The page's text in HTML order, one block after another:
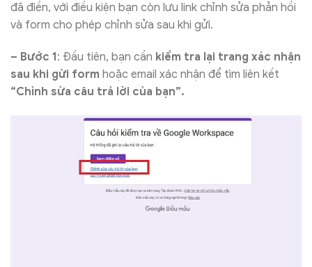
đã điền, với điều kiện bạn còn lưu link chỉnh sửa phản hồi
và form cho phép chỉnh sửa sau khi gửi.
– Bước 1: Đầu tiên, bạn cần kiểm tra lại trang xác nhận
sau khi gửi form hoặc email xác nhận để tìm liên kết
“Chỉnh sửa câu trả lời của bạn”.